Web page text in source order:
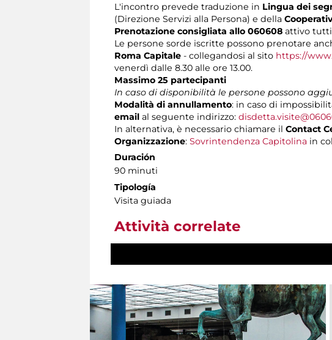
L'incontro prevede traduzione in Lingua dei
(Direzione Servizi alla Persona) e della
Prenotazione consigliata allo 060608 attivo tutti
Le persone sorde iscritte possono prenotare
Roma Capitale - collegandosi al sito https://
venerdì dalle 8.30 alle ore 13.00.
Massimo 25 partecipanti
In caso di disponibilità le persone possono
Modalità di annullamento: in caso di
email al seguente indirizzo:
In alternativa, è necessario chiamare il Contact
Organizzazione: Sovrintendenza Capitolina in
Duración
90 minuti
Tipología
Visita guiada
Attività correlate